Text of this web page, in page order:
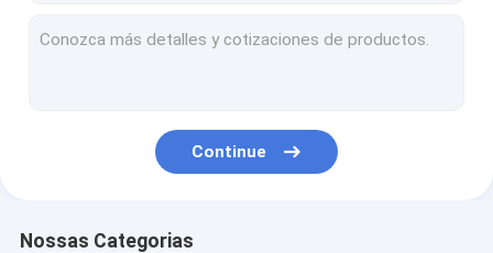
Veículo Mercedes
Continue
Nossas Categorias